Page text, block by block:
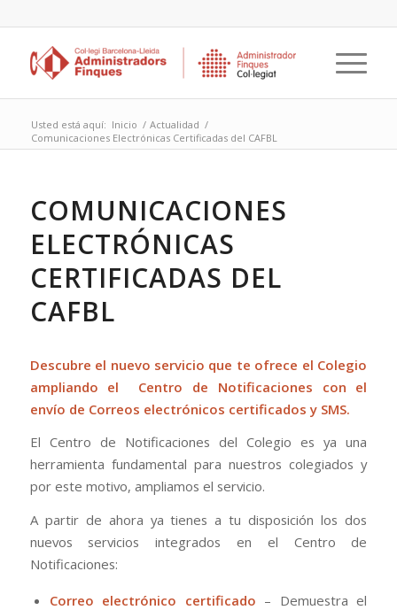
Usted está aquí: Inicio / Actualidad /
Comunicaciones Electrónicas Certificadas del CAFBL
COMUNICACIONES
ELECTRÓNICAS
CERTIFICADAS DEL
CAFBL
Descubre el nuevo servicio que te ofrece el Colegio
ampliando el Centro de Notificaciones con el
envío de Correos electrónicos certificados y SMS.
El Centro de Notificaciones del Colegio es ya una
herramienta fundamental para nuestros colegiados y
por este motivo, ampliamos el servicio.
A partir de ahora ya tienes a tu disposición los dos
nuevos servicios integrados en el Centro de
Notificaciones:
Correo electrónico certificado – Demuestra el